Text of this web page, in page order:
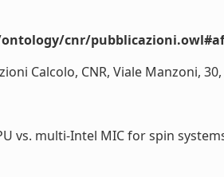
cnr/
Calcolo, CNR, Viale Manzoni,
vs. multi-Intel MIC for spin